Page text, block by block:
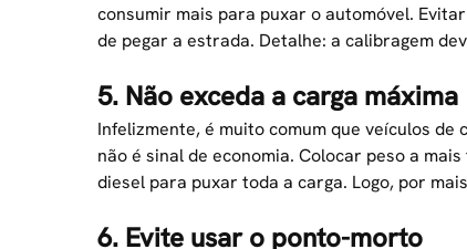
consumir mais para puxar o automóvel.
de pegar a estrada. Detalhe: a calibragem
5. Não exceda a carga máxima
Infelizmente, é muito comum que veículos
não é sinal de economia. Colocar peso a
diesel para puxar toda a carga. Logo, por
6. Evite usar o ponto-morto